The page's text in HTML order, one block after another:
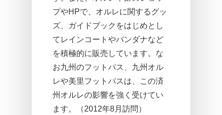
プやHPで、オルレに関するグッ
ズ、ガイドブックをはじめとし
てレインコートやバンダナなど
を積極的に販売しています。な
お九州のフットパス、九州オル
レや美里フットパスは、この済
州オルレの影響を強く受けてい
ます。（2012年8月訪問）